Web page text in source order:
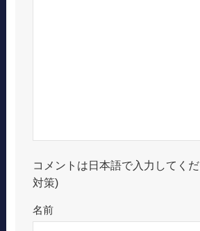
コメントは日本語で入力してく
対策)
名前